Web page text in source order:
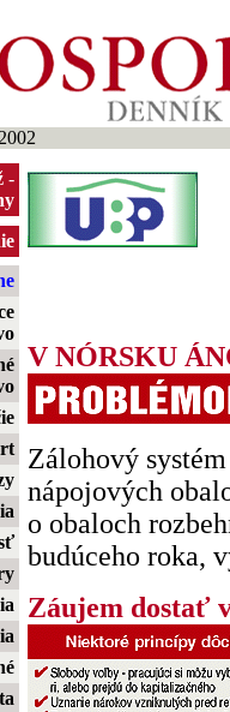
-
V NÓRSKU
Zálohový
nápojových
o obaloch
budúceho roka,
Záujem dostať